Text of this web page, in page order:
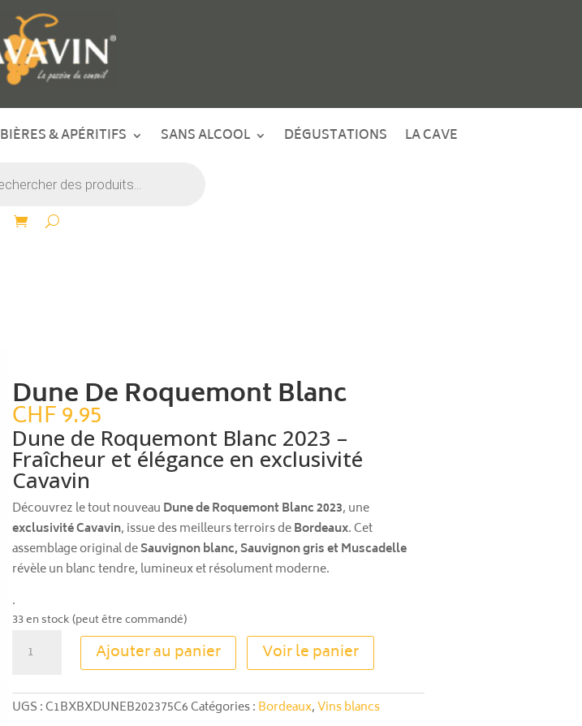
BIÈRES & APÉRITIFS SANS ALCOOL DÉGUSTATIONS
LA CAVE
Dune De Roquemont Blanc
CHF9.95
Dune de Roquemont Blanc 2023 –
Fraîcheur et élégance en exclusivité
Cavavin
Découvrez le tout nouveau Dune de Roquemont Blanc 2023, une
exclusivité Cavavin, issue des meilleurs terroirs deBordeaux. Cet
assemblage original deSauvignon blanc, Sauvignon gris et Muscadelle
révèle un blanc tendre, lumineux et résolument moderne.
.
33 en stock (peut être commandé)
De
Roquemont
Ajouter au panier Voir le panier
A
e
r
UGS :C1BXBXDUNEB202375C6Catégories : Bordeaux,Vins blancs